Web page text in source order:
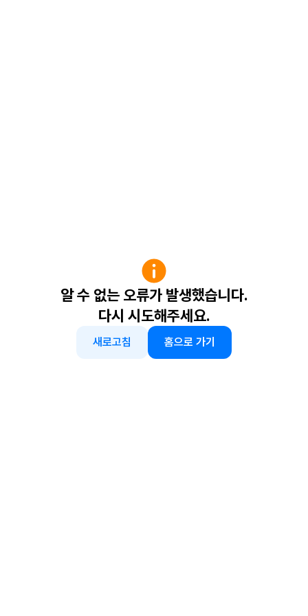
알 수 없는 오류가 발생했습니다.
다시 시도해주세요.
새로고침 홈으로 가기